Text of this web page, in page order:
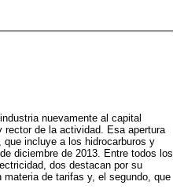
nuevamente al capital
rector de la actividad. Esa apertura
incluye a los hidrocarburos y
diciembre de 2013. Entre todos los
dos destacan por su
de tarifas y, el segundo, que